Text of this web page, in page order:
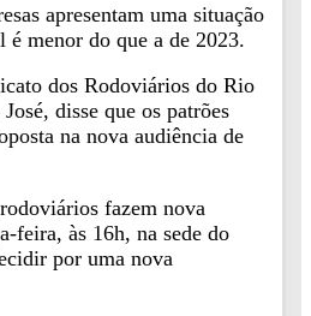
apresentam uma situação
é menor do que a de 2023.
dos Rodoviários do Rio
disse que os patrões
na nova audiência de
fazem nova
feira, às 16h, na sede do
por uma nova